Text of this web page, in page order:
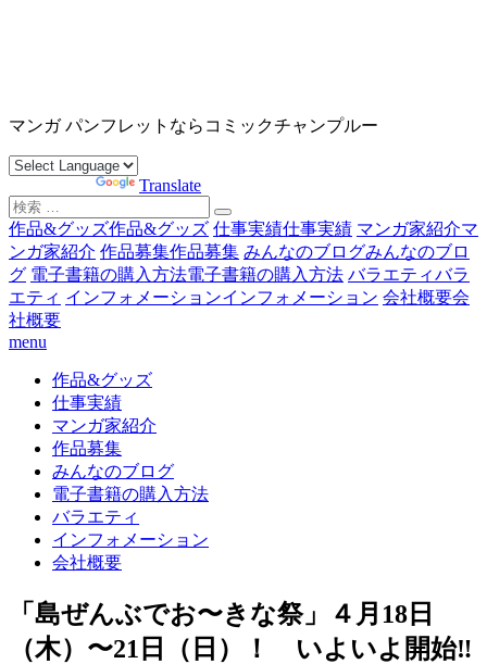
ツ
ス
ッ
プ
マンガ パンフレットならコミックチャンプルー
Translate
検
索
対
象:
作品&グッズ作品&グッズ 仕事実績仕事実績 マンガ家紹介マ
ンガ家紹介 作品募集作品募集 みんなのブログみんなのブロ
グ 電子書籍の購入方法電子書籍の購入方法 バラエティバラ
エティ インフォメーションインフォメーション 会社概要会
社概要
menu
作品&グッズ
仕事実績
マンガ家紹介
作品募集
みんなのブログ
電子書籍の購入方法
バラエティ
インフォメーション
会社概要
「島ぜんぶでお〜きな祭」４月18日
（木）〜21日（日）！ いよいよ開始‼︎